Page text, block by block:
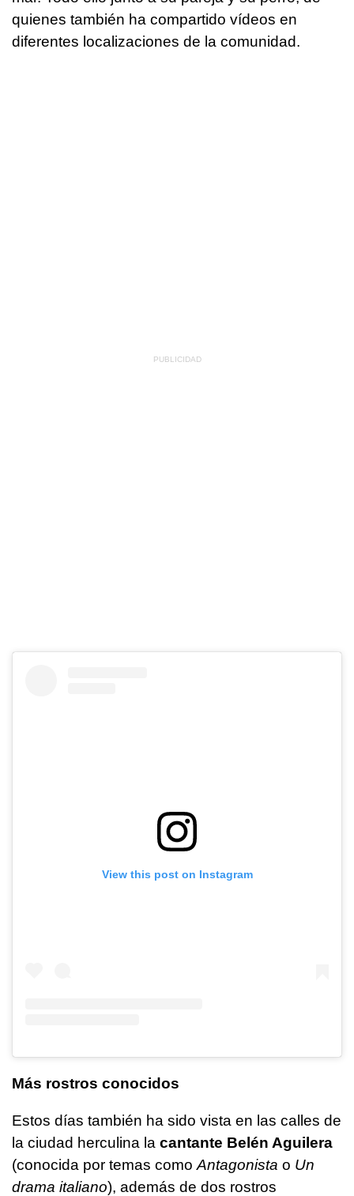
quienes también ha compartido vídeos en
diferentes localizaciones de la comunidad.
View this post on Instagram
Más rostros conocidos
Estos días también ha sido vista en las calles de
la ciudad herculina la cantante Belén Aguilera
(conocida por temas como Antagonista o Un
drama italiano), además de dos rostros